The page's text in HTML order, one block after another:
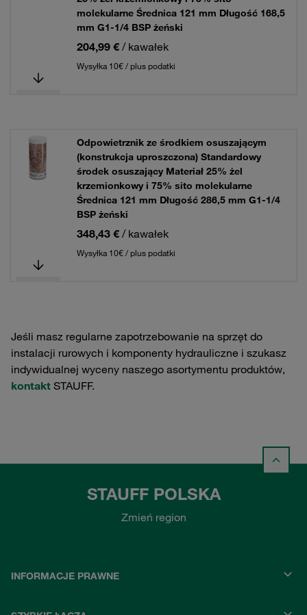
molekularne Średnica 121 mm Długość 168,5
mm G1-1/4 BSP żeński
204,99 € / kawałek
Wysyłka 10€ / plus podatki
Odpowietrznik ze środkiem osuszającym
(konstrukcja uproszczona) Standardowy
środek osuszający Materiał 25% żel
krzemionkowy i 75% sito molekularne
Średnica 121 mm Długość 286,5 mm G1-1/4
BSP żeński
348,43 € / kawałek
Wysyłka 10€ / plus podatki
Jeśli masz regularne zapotrzebowanie na sprzęt do
instalacji rurowych i komponenty hydrauliczne i szukasz
indywidualnej wyceny naszego asortymentu produktów,
kontakt STAUFF.
STAUFF POLSKA
Zmień region
INFORMACJE PRAWNE